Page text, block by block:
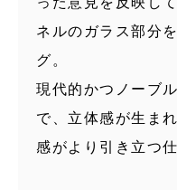
ネルのガラス部分
グ。
現代的かつノーブ
で、立体感が生ま
感がより引き立つ